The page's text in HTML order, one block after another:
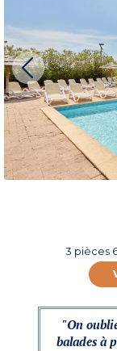
3 pièces
"On
balades à